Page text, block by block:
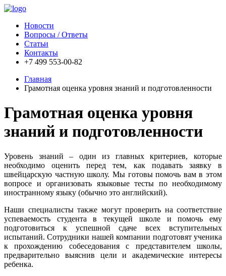
Новости
Вопросы / Ответы
Статьи
Контакты
+7 499 553-00-82
Главная
Грамотная оценка уровня знаний и подготовленности
Грамотная оценка уровня
знаний и подготовленности
Уровень знаний – один из главных критериев, которые
необходимо оценить перед тем, как подавать заявку в
швейцарскую частную школу. Мы готовы помочь вам в этом
вопросе и организовать языковые тесты по необходимому
иностранному языку (обычно это английский).
Наши специалисты также могут проверить на соответствие
успеваемость студента в текущей школе и помочь ему
подготовиться к успешной сдаче всех вступительных
испытаний. Сотрудники нашей компании подготовят ученика
к прохождению собеседования с представителем школы,
предварительно выяснив цели и академические интересы
ребенка.